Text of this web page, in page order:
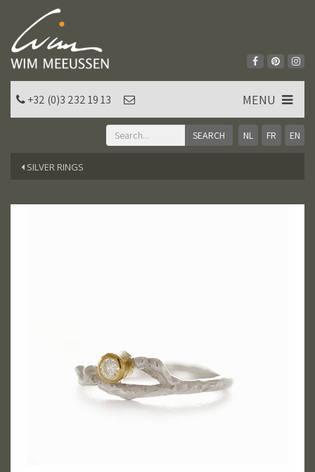
NL FR EN
+32 (0)3 232 19 13 MENU
SILVER RINGS